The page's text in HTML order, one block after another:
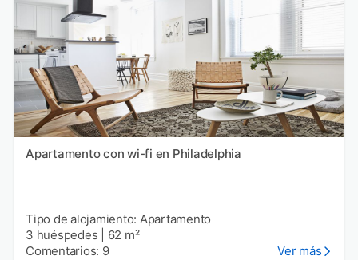
Apartamento con wi-fi en Philadelphia
Tipo de alojamiento: Apartamento
3 huéspedes
62 m²
Comentarios: 9
Ver más